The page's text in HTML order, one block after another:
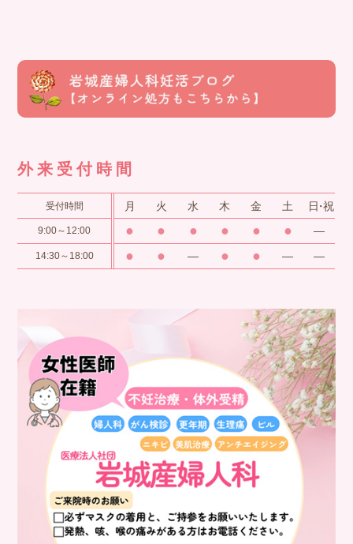
ー
外来受付時間
受付時間 月 火 水 木 金 土 日・祝
9:00～12:00 ● ● ● ● ● ● ―
14:30～18:00 ● ● ― ● ● ― ―